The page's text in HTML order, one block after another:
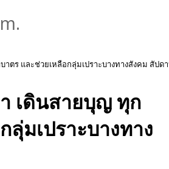
ตร และช่วยเหลือกลุ่มเปราะบางทางสังคม สัปด
เดินสายบุญ ทุก
มเปราะบางทาง